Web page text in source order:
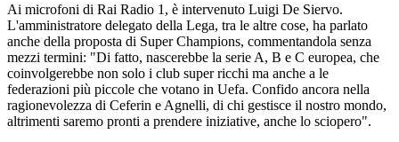
Ai microfoni di Rai Radio 1, è intervenuto Luigi De Siervo.
L'amministratore delegato della Lega, tra le altre cose, ha parlato
anche della proposta di Super Champions, commentandola senza
mezzi termini: "Di fatto, nascerebbe la serie A, B e C europea, che
coinvolgerebbe non solo i club super ricchi ma anche a le
federazioni più piccole che votano in Uefa. Confido ancora nella
ragionevolezza di Ceferin e Agnelli, di chi gestisce il nostro mondo,
altrimenti saremo pronti a prendere iniziative, anche lo sciopero".